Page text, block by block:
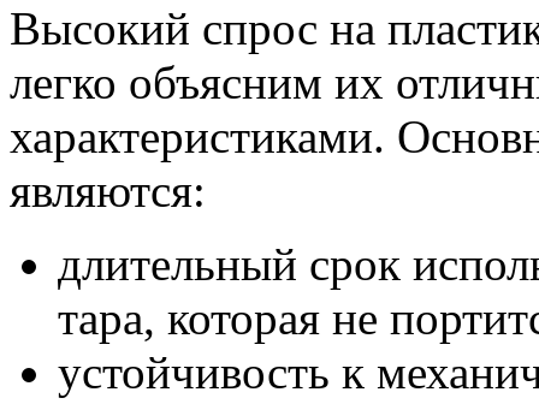
Высокий спрос на
легко объясним их
характеристиками.
являются:
длительный срок
тара, которая не
устойчивость к